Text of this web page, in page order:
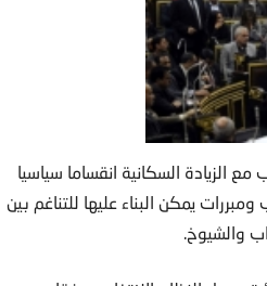
الزيادة السكانية انقساما سياسيا
يمكن البناء عليها للتناغم بين
والشيوخ.